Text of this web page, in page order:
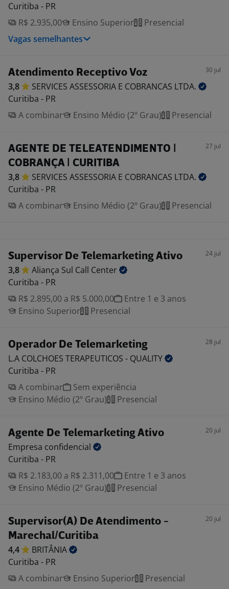
Curitiba - PR
R$ 2.935,00
Ensino Superior
Presencial
Vagas semelhantes
Atendimento Receptivo Voz 30 jul
3,8 SERVICES ASSESSORIA E COBRANCAS LTDA.
Curitiba - PR
A combinar
Ensino Médio (2º Grau) Presencial
AGENTE DE TELEATENDIMENTO |
COBRANÇA | CURITIBA
27 jul
3,8 SERVICES ASSESSORIA E COBRANCAS LTDA.
Curitiba - PR
A combinar
Ensino Médio (2º Grau) Presencial
Supervisor De Telemarketing Ativo 24 jul
3,8 Aliança Sul Call Center
Curitiba - PR
R$ 2.895,00 a R$ 5.000,00
Entre 1 e 3 anos
Ensino Superior
Presencial
Operador De Telemarketing 28 jul
L.A COLCHOES TERAPEUTICOS - QUALITY
Curitiba - PR
A combinar
Sem experiência
Ensino Médio (2º Grau)
Presencial
Agente De Telemarketing Ativo 20 jul
Empresa confidencial
Curitiba - PR
R$ 2.183,00 a R$ 2.311,00
Entre 1 e 3 anos
Ensino Médio (2º Grau)
Presencial
Supervisor(A) De Atendimento -
Marechal/Curitiba
20 jul
4,4
BRITÂNIA
Curitiba - PR
A combinar
Ensino Superior Presencial